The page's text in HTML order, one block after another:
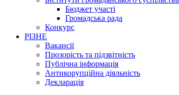
Бюджет участі
Громадська рада
Конкурс
РІЗНЕ
Вакансії
Прозорість та підзвітність
Публічна інформація
Антикорупційна діяльність
Декларація